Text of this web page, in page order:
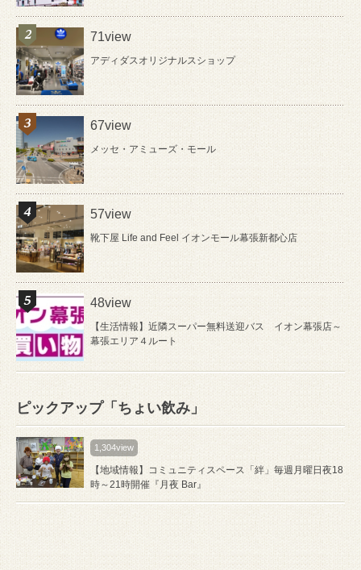
71view
アディダスオリジナルスショップ
67view
メッセ・アミューズ・モール
57view
靴下屋 Life and Feel イオンモール幕張新都心店
48view
【生活情報】近隣スーパー無料送迎バス イオン幕張店～
幕張エリア４ルート
ピックアップ「ちょい飲み」
1,304view
【地域情報】コミュニティスペース「絆」毎週月曜日夜18
時～21時開催『月夜 Bar』